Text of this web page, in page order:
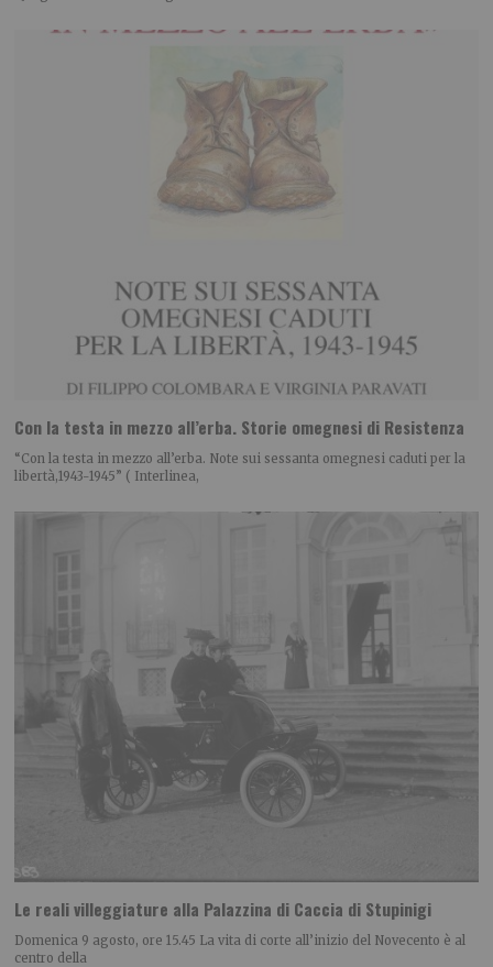
Con la testa in mezzo all’erba. Storie omegnesi di Resistenza
“Con la testa in mezzo all’erba. Note sui sessanta omegnesi caduti per la
libertà,1943-1945” ( Interlinea,
Le reali villeggiature alla Palazzina di Caccia di Stupinigi
Domenica 9 agosto, ore 15.45 La vita di corte all’inizio del Novecento è al
centro della